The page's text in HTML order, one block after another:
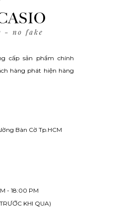
cấp sản phẩm chính
hàng phát hiện hàng
Bàn Cờ Tp.HCM
18:00 PM
KHI QUA)